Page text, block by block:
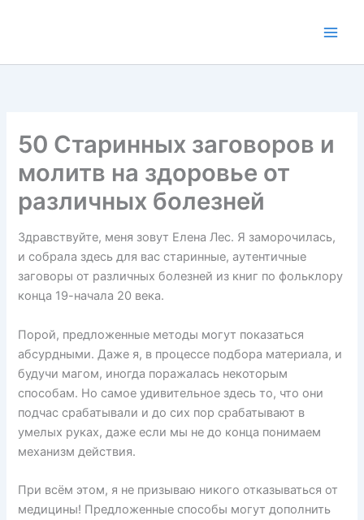
50 Старинных заговоров и
молитв на здоровье от
различных болезней
Здравствуйте, меня зовут Елена Лес. Я заморочилась,
и собрала здесь для вас старинные, аутентичные
заговоры от различных болезней из книг по фольклору
конца 19-начала 20 века.
Порой, предложенные методы могут показаться
абсурдными. Даже я, в процессе подбора материала, и
будучи магом, иногда поражалась некоторым
способам. Но самое удивительное здесь то, что они
подчас срабатывали и до сих пор срабатывают в
умелых руках, даже если мы не до конца понимаем
механизм действия.
При всём этом, я не призываю никого отказываться от
медицины! Предложенные способы могут дополнить